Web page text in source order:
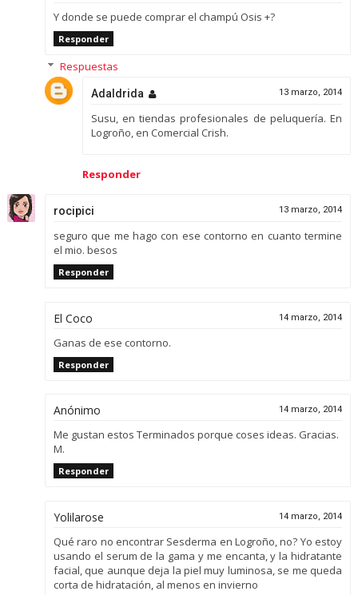
Y donde se puede comprar el champú Osis +?
Responder
Respuestas
Adaldrida 13 marzo, 2014
Susu, en tiendas profesionales de peluquería. En
Logroño, en Comercial Crish.
Responder
rocipici 13 marzo, 2014
seguro que me hago con ese contorno en cuanto termine
el mio. besos
Responder
El Coco 14 marzo, 2014
Ganas de ese contorno.
Responder
Anónimo 14 marzo, 2014
Me gustan estos Terminados porque coses ideas. Gracias.
M.
Responder
Yolilarose 14 marzo, 2014
Qué raro no encontrar Sesderma en Logroño, no? Yo estoy
usando el serum de la gama y me encanta, y la hidratante
facial, que aunque deja la piel muy luminosa, se me queda
corta de hidratación, al menos en invierno